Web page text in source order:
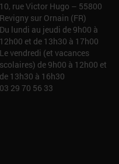
10, rue Victor Hugo – 55800
Revigny sur Ornain (FR)
Du lundi au jeudi de 9h00 à
12h00 et de 13h30 à 17h00
Le vendredi (et vacances
scolaires) de 9h00 à 12h00 et
de 13h30 à 16h30
03 29 70 56 33